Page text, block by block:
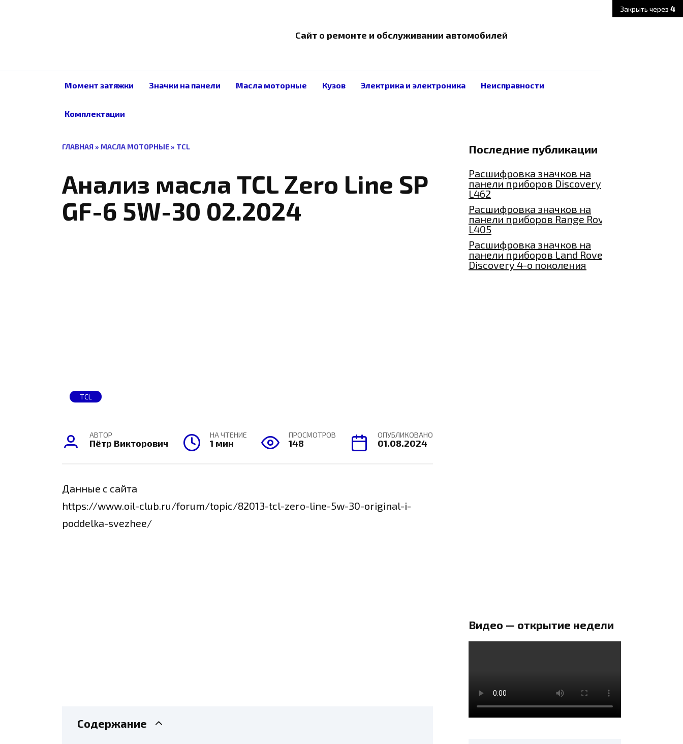
Закрыть через3
Сайт о ремонте и обслуживании автомобилей
Момент затяжки Значки на панели Масла моторные Кузов Электрика и электроника Неисправности
Комплектации
ГЛАВНАЯ » МАСЛА МОТОРНЫЕ » TCL
Анализ масла TCL Zero Line SP
GF-6 5W-30 02.2024
TCL
АВТОР
Пётр Викторович
НА ЧТЕНИЕ
1 мин
ПРОСМОТРОВ
148
ОПУБЛИКОВАНО
01.08.2024
Данные с сайта
https://www.oil-club.ru/forum/topic/82013-tcl-zero-line-5w-30-original-i-
poddelka-svezhee/
Содержание
Последние публикации
Расшифровка значков на
панели приборов Discovery
L462
Расшифровка значков на
панели приборов Range Rover
L405
Расшифровка значков на
панели приборов Land Rover
Discovery 4-о поколения
Видео — открытие недели